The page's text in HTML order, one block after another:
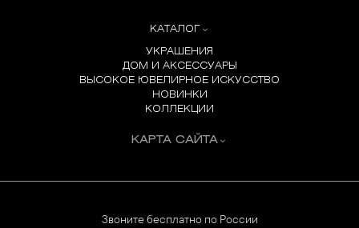
КАТАЛОГ
УКРАШЕНИЯ
ДОМ И АКСЕССУАРЫ
ВЫСОКОЕ ЮВЕЛИРНОЕ ИСКУССТВО
НОВИНКИ
КОЛЛЕКЦИИ
КАРТА САЙТА
Звоните бесплатно по России